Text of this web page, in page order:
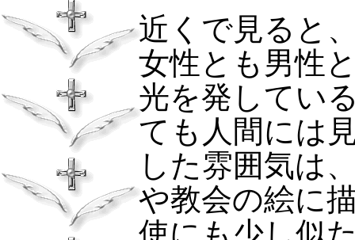
近くで見ると
女性とも男性
光を発してい
ても人間には
した雰囲気は
や教会の絵に